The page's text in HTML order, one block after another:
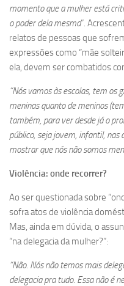
momento que a mulher está
o poder dela mesma”.
relatos de pessoas que
expressões como “mãe
ela, devem ser combatidos
“Nós vamos às escolas, tem os
meninas quanto de meninos
também, para ver desde já o
público, seja jovem, infantil, nas
mostrar que nós não somos
Violência: onde recorrer?
Ao ser questionada sobre
sofra atos de violência
Mas, ainda em dúvida, o
“na delegacia da mulher?”:
“Não. Nós não temos mais
delegacia pra tudo. Essa não é